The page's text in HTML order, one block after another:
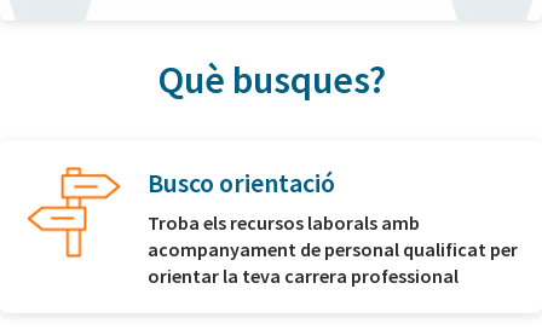
Què busques?
Busco orientació
Troba els recursos laborals amb
acompanyament de personal qualificat per
orientar la teva carrera professional